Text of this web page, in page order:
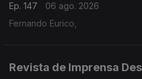
Ep. 147
06 ago. 2026
Fernando Eurico,
Revista de Imprensa